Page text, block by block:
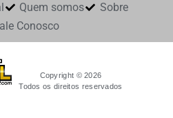
Quem somos
Sobre
Conosco
Copyright © 2026
Todos os direitos reservados